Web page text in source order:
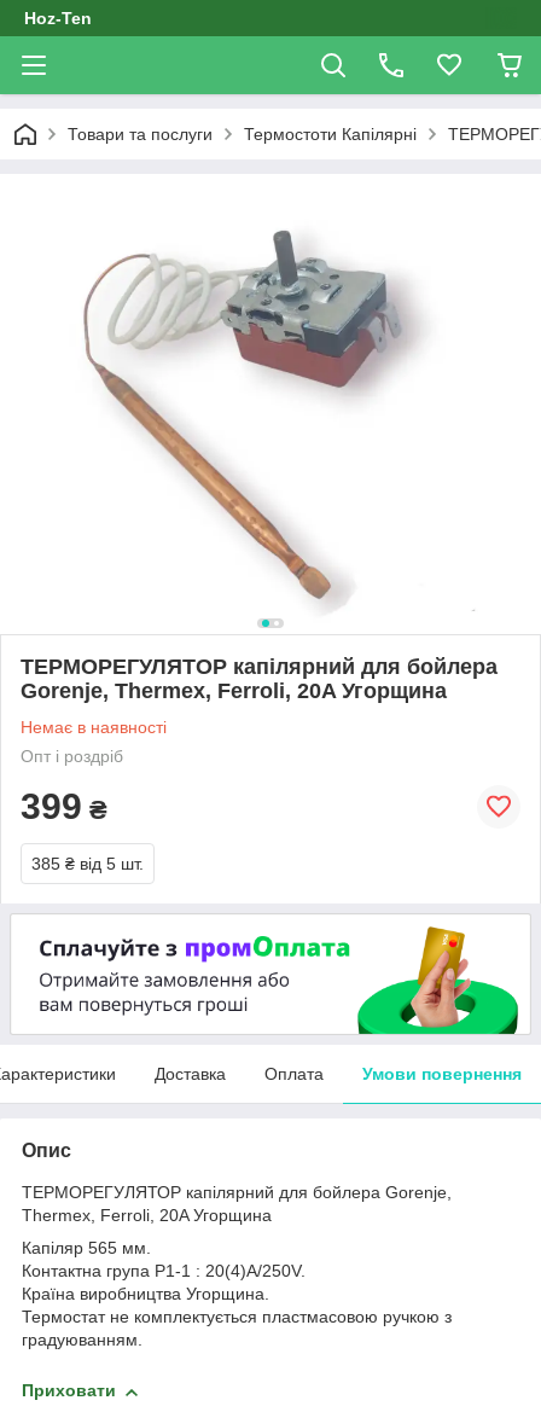
Hoz-Ten
Товари та послуги Термостоти Капілярні
ТЕРМОРЕГУЛЯТОР капілярний для бойлера
Gorenje, Thermex, Ferroli, 20A Угорщина
Немає в наявності
Опт і роздріб
399 ₴
385 ₴ від 5 шт.
Доставка Оплата Умови повернення
Опис
ТЕРМОРЕГУЛЯТОР капілярний для бойлера Gorenje,
Thermex, Ferroli, 20A Угорщина
Капіляр 565 мм.
Контактна група P1-1 : 20(4)А/250V.
Країна виробництва Угорщина.
Термостат не комплектується пластмасовою ручкою з
градуюванням.
Приховати